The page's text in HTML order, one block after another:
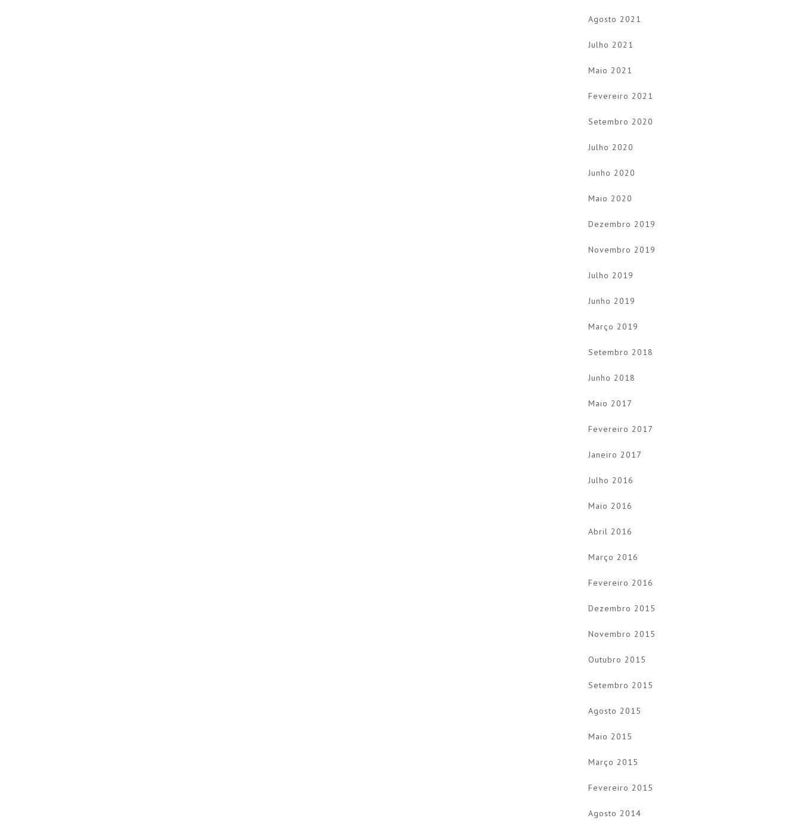
Agosto 2021
Julho 2021
Maio 2021
Fevereiro 2021
Setembro 2020
Julho 2020
Junho 2020
Maio 2020
Dezembro 2019
Novembro 2019
Julho 2019
Junho 2019
Março 2019
Setembro 2018
Junho 2018
Maio 2017
Fevereiro 2017
Janeiro 2017
Julho 2016
Maio 2016
Abril 2016
Março 2016
Fevereiro 2016
Dezembro 2015
Novembro 2015
Outubro 2015
Setembro 2015
Agosto 2015
Maio 2015
Março 2015
Fevereiro 2015
Agosto 2014